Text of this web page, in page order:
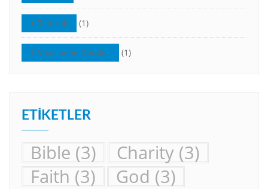
Tanıklık (1)
Vaazlar ve Dersler (1)
ETIKETLER
Bible (3) Charity (3)
Faith (3) God (3)